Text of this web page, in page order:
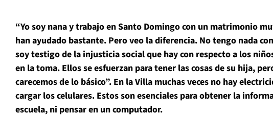
“Yo soy nana y trabajo en Santo Domingo con un matrimonio
han ayudado bastante. Pero veo la diferencia. No tengo nada
soy testigo de la injusticia social que hay con respecto a los
en la toma. Ellos se esfuerzan para tener las cosas de su hija,
carecemos de lo básico”. En la Villa muchas veces no hay
cargar los celulares. Estos son esenciales para obtener la
escuela, ni pensar en un computador.